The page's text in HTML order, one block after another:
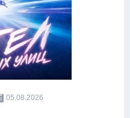
05.08.2026